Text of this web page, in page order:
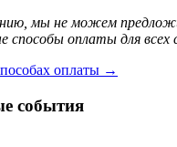
мы не можем
способы оплаты для всех
оплаты →
события